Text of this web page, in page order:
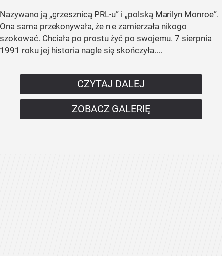
Nazywano ją „grzesznicą PRL-u” i „polską Marilyn Monroe”.
Ona sama przekonywała, że nie zamierzała nikogo
szokować. Chciała po prostu żyć po swojemu. 7 sierpnia
1991 roku jej historia nagle się skończyła....
CZYTAJ DALEJ
ZOBACZ GALERIĘ